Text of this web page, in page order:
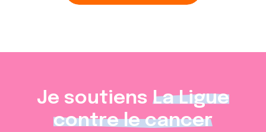
Je soutiens La Ligue
contre le cancer